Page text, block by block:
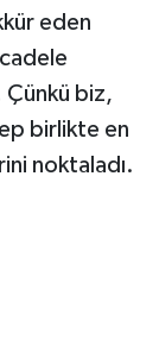
eden
biz,
birlikte en
noktaladı.